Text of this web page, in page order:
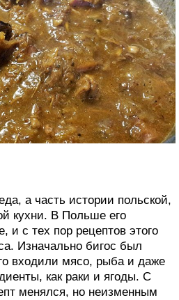
а часть истории польской,
кухни. В Польше его
и с тех пор рецептов этого
Изначально бигос был
входили мясо, рыба и даже
как раки и ягоды. С
менялся, но неизменным